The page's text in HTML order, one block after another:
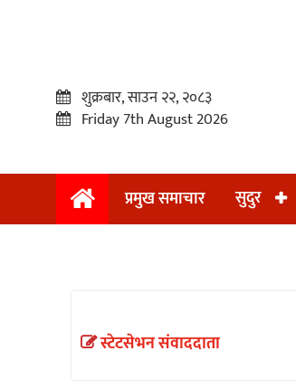
प्रमुख
शुक्रबार, साउन २२, २०८३
Friday 7th August 2026
प्रमुख समाचार सुदुर
स्टेटसेभन संवाददाता